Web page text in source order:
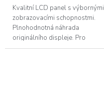
Kvalitní LCD panel s výbornými
zobrazovacími schopnostmi.
Plnohodnotná náhrada
originálního displeje. Pro
opravu poškozeného displeje u